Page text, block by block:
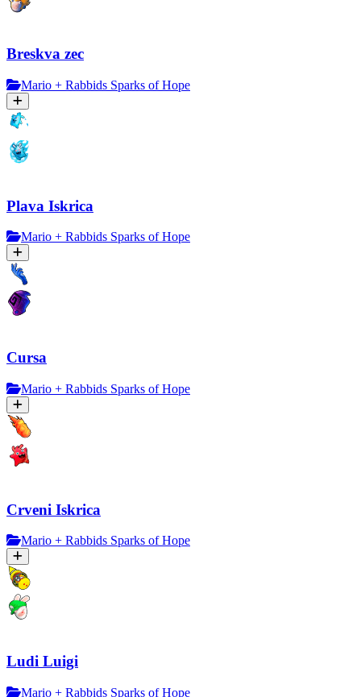
Breskva zec
Mario + Rabbids Sparks of Hope
Plava Iskrica
Mario + Rabbids Sparks of Hope
Cursa
Mario + Rabbids Sparks of Hope
Crveni Iskrica
Mario + Rabbids Sparks of Hope
Ludi Luigi
Mario + Rabbids Sparks of Hope